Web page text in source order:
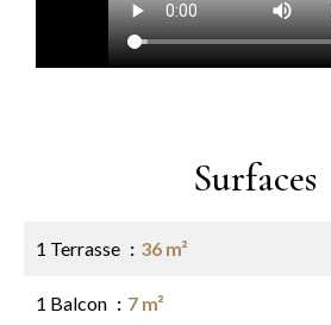
Surfaces
1 Terrasse 36 m²
1 Balcon 7 m²